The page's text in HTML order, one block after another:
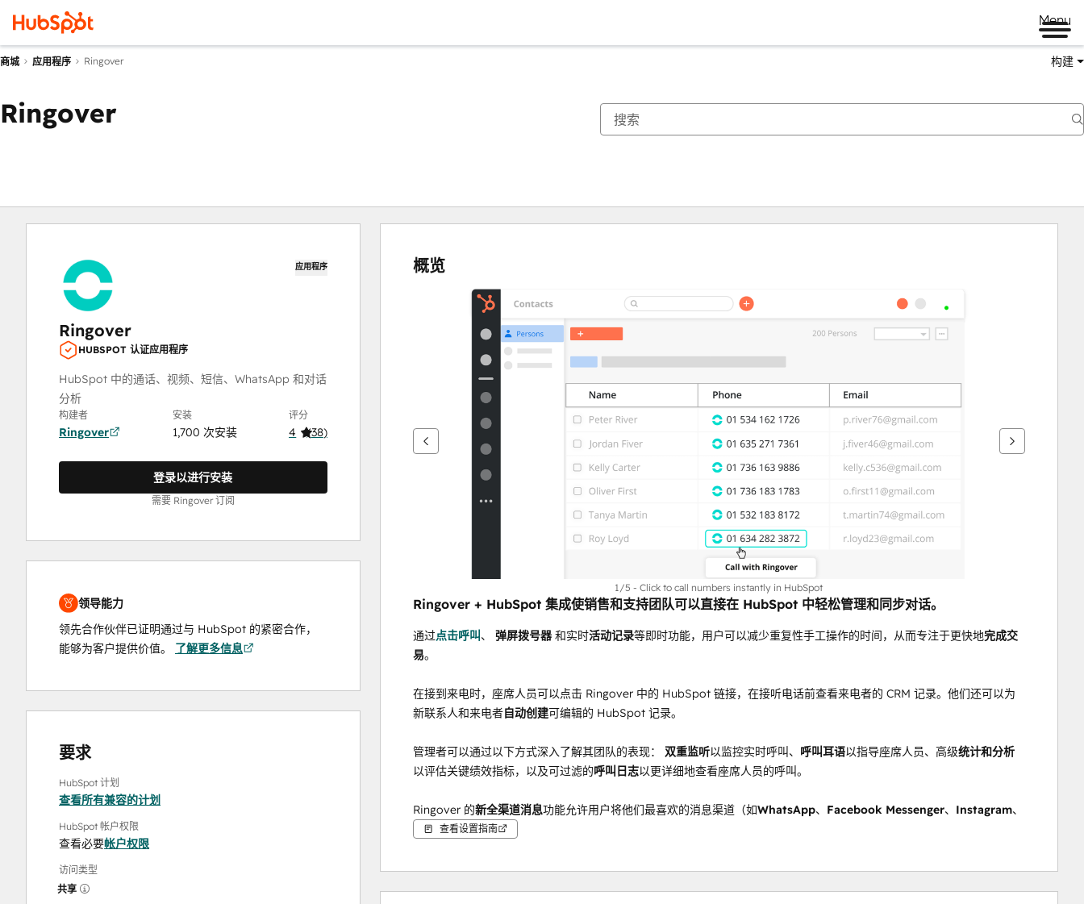
Menu
商城 应用程序 Ringover 构建
Ringover
应用程序
Ringover
HUBSPOT 认证应用程序
HubSpot 中的通话、视频、短信、WhatsApp 和对话
分析
构建者
Ringover
安装
1,700 次安装
评分
4 (38)
登录以进行安装
需要 Ringover 订阅
领导能力
领先合作伙伴已证明通过与 HubSpot 的紧密合作，
能够为客户提供价值。
了解更多信息
要求
HubSpot 计划
查看所有兼容的计划
HubSpot 帐户权限
查看必要帐户权限
访问类型
共享
概览
其
他
1/5 - Click to call numbers instantly in HubSpot
Ringover + HubSpot 集成使销售和支持团队可以直接在 HubSpot 中轻松管理和同步对话。
通过点击呼叫、 弹屏拨号器 和实时活动记录等即时功能，用户可以减少重复性手工操作的时间，从而专注于更快地完成交
易。
在接到来电时，座席人员可以点击 Ringover 中的 HubSpot 链接，在接听电话前查看来电者的 CRM 记录。他们还可以为
新联系人和来电者自动创建可编辑的 HubSpot 记录。
管理者可以通过以下方式深入了解其团队的表现： 双重监听以监控实时呼叫、 呼叫耳语以指导座席人员、高级统计和分析
以评估关键绩效指标，以及可过滤的呼叫日志以更详细地查看座席人员的呼叫。
Ringover 的新全渠道消息功能允许用户将他们最喜欢的消息渠道（如WhatsApp、 Facebook Messenger、 Instagram、
Google Reviews、
查看设置指南